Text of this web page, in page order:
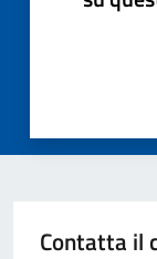
Contatta il